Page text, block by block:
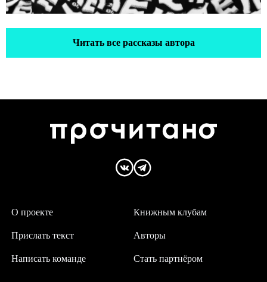
Читать все рассказы автора
О проекте
Написать команде
Авторы
Прислать текст
Книжным клубам
Стать партнёром